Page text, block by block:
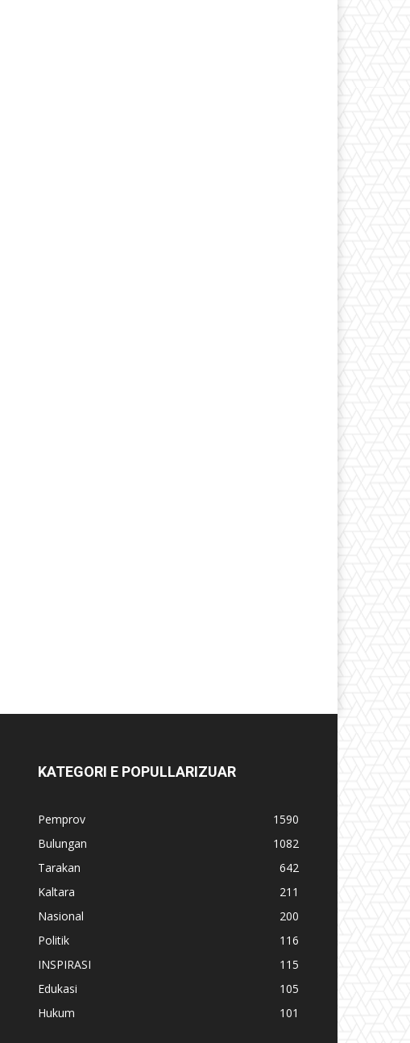
KATEGORI E POPULLARIZUAR
Pemprov
1590
Bulungan
1082
Tarakan
642
Kaltara
211
Nasional
200
Politik
116
INSPIRASI
115
Edukasi
105
Hukum
101